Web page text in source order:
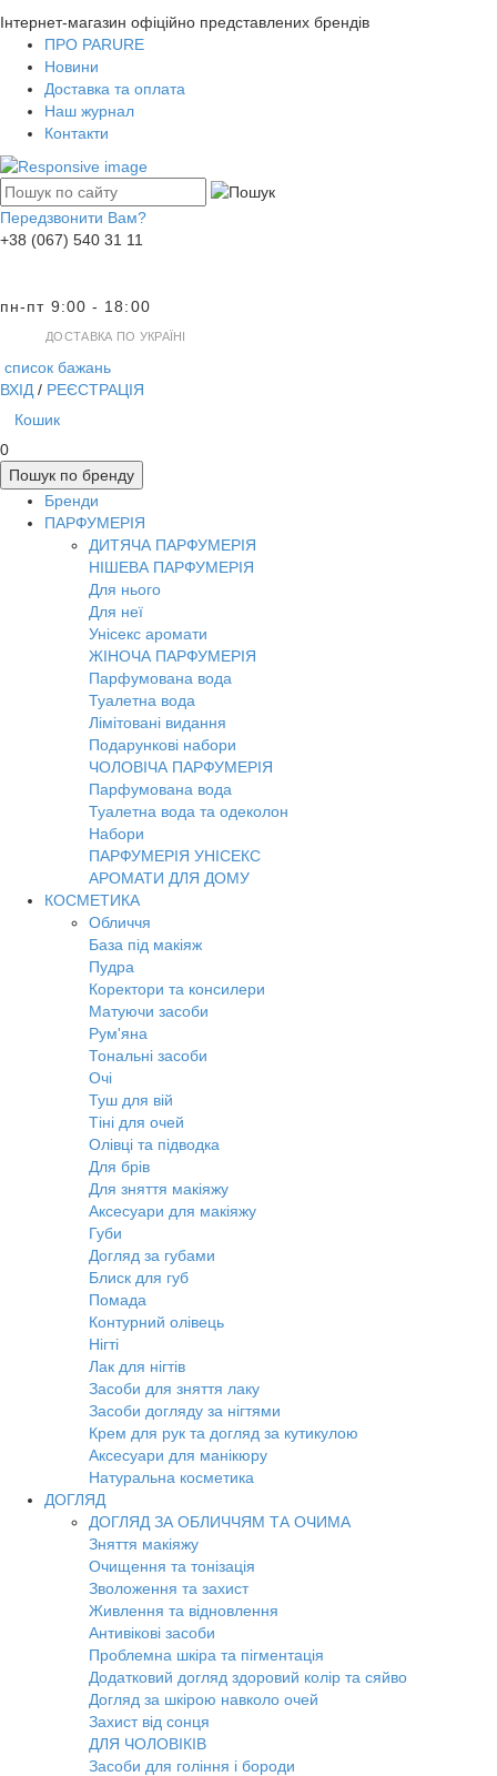
Інтернет-магазин офіційно представлених брендів
ПРО PARURE
Новини
Доставка та оплата
Наш журнал
Контакти
Передзвонити Вам?
+38 (067) 540 31 11
пн-пт 9:00 - 18:00
ДОСТАВКА ПО УКРАЇНІ
список бажань
ВХІД / РЕЄСТРАЦІЯ
Кошик
0
Пошук по бренду
Бренди
ПАРФУМЕРІЯ
ДИТЯЧА ПАРФУМЕРІЯ
НІШЕВА ПАРФУМЕРІЯ
Для нього
Для неї
Унісекс аромати
ЖІНОЧА ПАРФУМЕРІЯ
Парфумована вода
Туалетна вода
Лімітовані видання
Подарункові набори
ЧОЛОВІЧА ПАРФУМЕРІЯ
Парфумована вода
Туалетна вода та одеколон
Набори
ПАРФУМЕРІЯ УНІСЕКС
АРОМАТИ ДЛЯ ДОМУ
КОСМЕТИКА
Обличчя
База під макіяж
Пудра
Коректори та консилери
Матуючи засоби
Рум'яна
Тональні засоби
Очі
Туш для вій
Тіні для очей
Олівці та підводка
Для брів
Для зняття макіяжу
Аксесуари для макіяжу
Губи
Догляд за губами
Блиск для губ
Помада
Контурний олівець
Нігті
Лак для нігтів
Засоби для зняття лаку
Засоби догляду за нігтями
Крем для рук та догляд за кутикулою
Аксесуари для манікюру
Натуральна косметика
ДОГЛЯД
ДОГЛЯД ЗА ОБЛИЧЧЯМ ТА ОЧИМА
Зняття макіяжу
Очищення та тонізація
Зволоження та захист
Живлення та відновлення
Антивікові засоби
Проблемна шкіра та пігментація
Додатковий догляд здоровий колір та сяйво
Догляд за шкірою навколо очей
Захист від сонця
ДЛЯ ЧОЛОВІКІВ
Засоби для гоління і бороди